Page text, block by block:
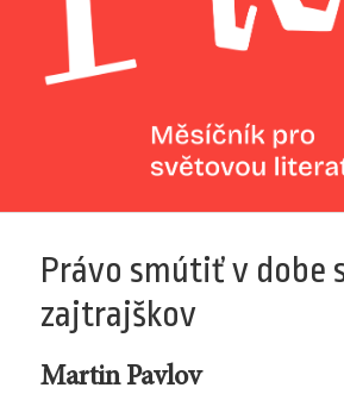
Právo smútiť v dobe
zajtrajškov
Martin Pavlov